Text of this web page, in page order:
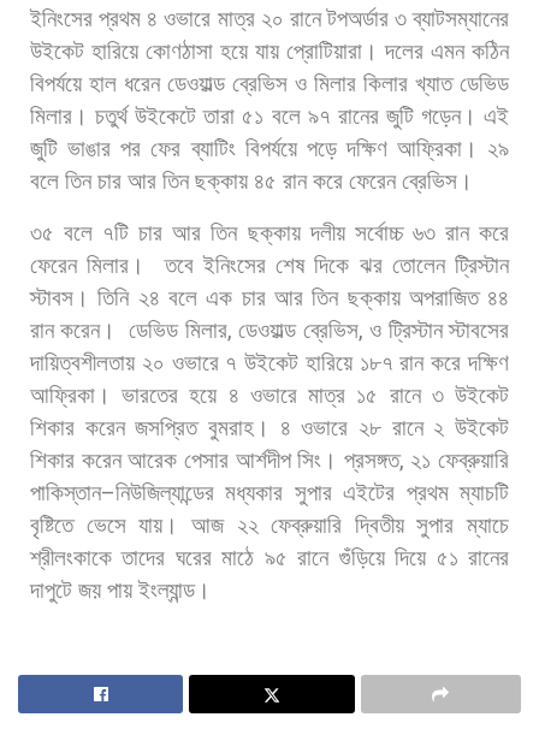
ইনিংসের প্রথম ৪ ওভারে মাত্র ২০ রানে টপঅর্ডার ৩ ব্যাটসম্যানের
উইকেট হারিয়ে কোণঠাসা হয়ে যায় প্রোটিয়ারা। দলের এমন কঠিন
বিপর্যয়ে হাল ধরেন ডেওয়াল্ড ব্রেভিস ও মিলার কিলার খ্যাত ডেভিড
মিলার। চতুর্থ উইকেটে তারা ৫১ বলে ৯৭ রানের জুটি গড়েন। এই
জুটি ভাঙার পর ফের ব্যাটিং বিপর্যয়ে পড়ে দক্ষিণ আফ্রিকা। ২৯
বলে তিন চার আর তিন ছক্কায় ৪৫ রান করে ফেরেন ব্রেভিস।
৩৫ বলে ৭টি চার আর তিন ছক্কায় দলীয় সর্বোচ্চ ৬৩ রান করে
ফেরেন মিলার। তবে ইনিংসের শেষ দিকে ঝর তোলেন ট্রিস্টান
স্টাবস। তিনি ২৪ বলে এক চার আর তিন ছক্কায় অপরাজিত ৪৪
রান করেন। ডেভিড মিলার,ডেওয়াল্ড ব্রেভিস,ও ট্রিস্টান স্টাবসের
দায়িত্বশীলতায় ২০ ওভারে ৭ উইকেট হারিয়ে ১৮৭ রান করে দক্ষিণ
আফ্রিকা। ভারতের হয়ে ৪ ওভারে মাত্র ১৫ রানে ৩ উইকেট
শিকার করেন জসপ্রিত বুমরাহ। ৪ ওভারে ২৮ রানে ২ উইকেট
শিকার করেন আরেক পেসার আর্শদীপ সিং। প্রসঙ্গত, ২১ ফেব্রুয়ারি
পাকিস্তান–নিউজিল্যান্ডের মধ্যকার সুপার এইটের প্রথম ম্যাচটি
বৃষ্টিতে ভেসে যায়। আজ ২২ ফেব্রুয়ারি দ্বিতীয় সুপার ম্যাচে
শ্রীলংকাকে তাদের ঘরের মাঠে ৯৫ রানে গুঁড়িয়ে দিয়ে ৫১ রানের
দাপুটে জয় পায় ইংল্যান্ড।